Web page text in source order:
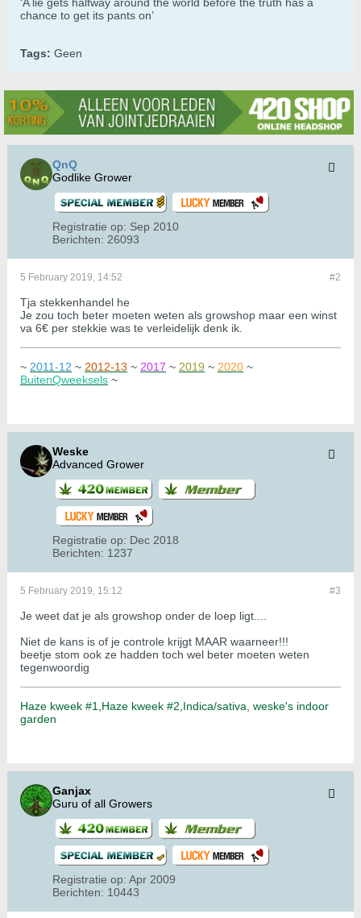
chance to get its pants on’
Tags: Geen
QnQ
Godlike Grower
Registratie op: Sep 2010
Berichten: 26093
#2
5 February 2019, 14:52
Tja stekkenhandel he
Je zou toch beter moeten weten als growshop maar een winst
va 6€ per stekkie was te verleidelijk denk ik.
~ 2011-12 ~ 2012-13 ~ 2017 ~ 2019 ~ 2020 ~
BuitenQweeksels ~
Weske
Advanced Grower
Registratie op: Dec 2018
Berichten: 1237
#3
5 February 2019, 15:12
Je weet dat je als growshop onder de loep ligt....
Niet de kans is of je controle krijgt MAAR waarneer!!!
beetje stom ook ze hadden toch wel beter moeten weten
tegenwoordig
Haze kweek #1 Haze kweek #2 Indica/sativa weske's indoor
garden
Ganjax
Guru of all Growers
Registratie op: Apr 2009
Berichten: 10443